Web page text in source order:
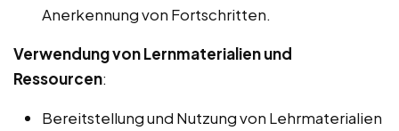
Anerkennung von Fortschritten.
Verwendung von Lernmaterialien und
Ressourcen:
Bereitstellung und Nutzung von Lehrmaterialien